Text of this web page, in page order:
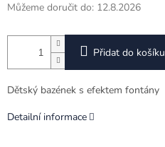
Můžeme doručit do: 12.8.2026
Přidat do košíku
Dětský bazének s efektem fontány
Detailní informace